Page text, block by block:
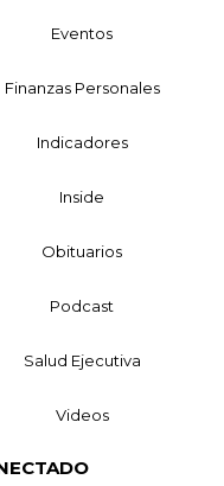
Eventos
Finanzas Personales
Indicadores
Inside
Obituarios
Podcast
Salud Ejecutiva
Videos